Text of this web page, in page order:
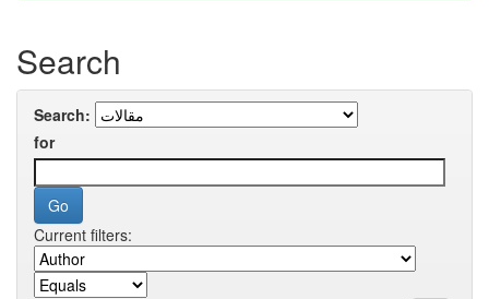
Search
Search:
for
Current filters: